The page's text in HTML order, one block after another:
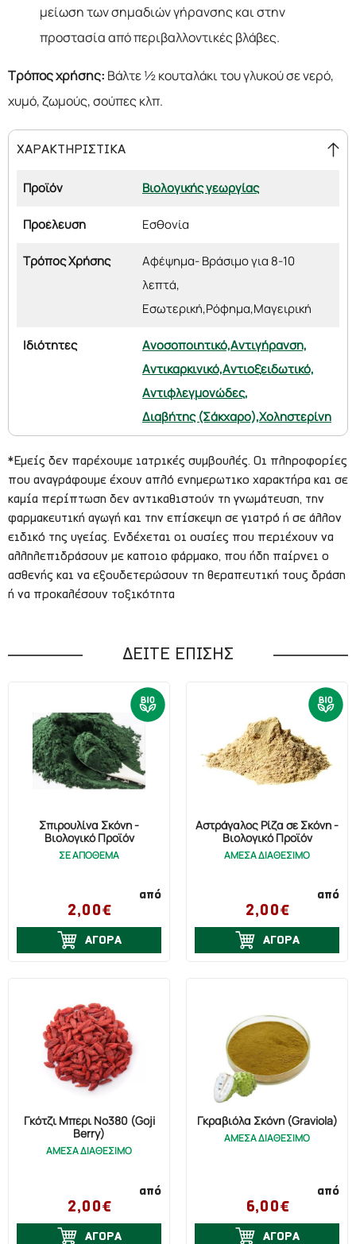
μείωση των σημαδιών γήρανσης και στην
προστασία από περιβαλλοντικές βλάβες.
Τρόπος χρήσης: Βάλτε ½ κουταλάκι του γλυκού σε νερό,
χυμό, ζωμούς, σούπες κλπ.
ΧΑΡΑΚΤΗΡΙΣΤΙΚΑ
Προϊόν Βιολογικής γεωργίας
Προέλευση Εσθονία
Τρόπος Χρήσης
Αφέψημα- Βράσιμο για 8-10
λεπτά,
Εσωτερική,Ρόφημα,Μαγειρική
Ιδιότητες Ανοσοποιητικό,Αντιγήρανση,
Αντικαρκινικό,Αντιοξειδωτικό,
Αντιφλεγμονώδες,
Διαβήτης (Σάκχαρο),Χοληστερίνη
*Εμείς δεν παρέχουμε ιατρικές συμβουλές. Οι πληροφορίες
που αναγράφουμε έχουν απλό ενημερωτικο χαρακτήρα και σε
καμία περίπτωση δεν αντικαθιστούν τη γνωμάτευση, την
φαρμακευτική αγωγή και την επίσκεψη σε γιατρό ή σε άλλον
ειδικό της υγείας. Ενδέχεται οι ουσίες που περιέχουν να
αλληλεπιδράσουν με καποιο φάρμακο, που ήδη παίρνει ο
ασθενής και να εξουδετερώσουν τη θεραπευτική τους δράση
ή να προκαλέσουν τοξικότητα
ΔΕΙΤΕ ΕΠΙΣΗΣ
Σπιρουλίνα Σκόνη -
Βιολογικό Προϊόν
ΣΕ ΑΠΟΘΕΜΑ
από
2,00€
ΑΓΟΡΑ
Αστράγαλος Ρίζα σε Σκόνη -
Βιολογικό Προϊόν
ΑΜΕΣΑ ΔΙΑΘΕΣΙΜΟ
από
2,00€
ΑΓΟΡΑ
Γκότζι Μπέρι No380 (Goji
Berry)
ΑΜΕΣΑ ΔΙΑΘΕΣΙΜΟ
από
2,00€
ΑΓΟΡΑ
Γκραβιόλα Σκόνη (Graviola)
ΑΜΕΣΑ ΔΙΑΘΕΣΙΜΟ
από
6,00€
ΑΓΟΡΑ